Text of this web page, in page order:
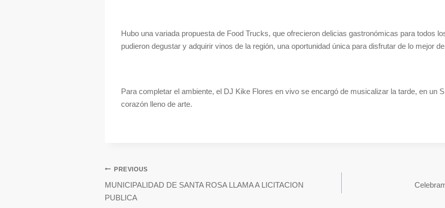
Hubo una variada propuesta de Food Trucks, que ofrecieron delicias gastronómicas para todos
pudieron degustar y adquirir vinos de la región, una oportunidad única para disfrutar de lo mejor
Para completar el ambiente, el DJ Kike Flores en vivo se encargó de musicalizar la tarde, en un
corazón lleno de arte.
PREVIOUS
MUNICIPALIDAD DE SANTA ROSA LLAMA A LICITACION
PUBLICA